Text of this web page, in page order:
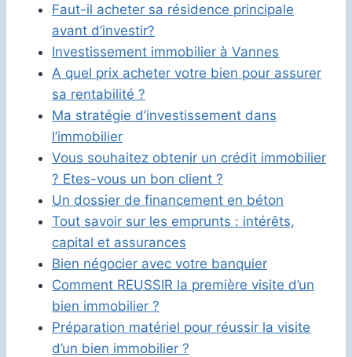
Faut-il acheter sa résidence principale
avant d’investir?
Investissement immobilier à Vannes
A quel prix acheter votre bien pour assurer
sa rentabilité ?
Ma stratégie d’investissement dans
l’immobilier
Vous souhaitez obtenir un crédit immobilier
? Etes-vous un bon client ?
Un dossier de financement en béton
Tout savoir sur les emprunts : intérêts,
capital et assurances
Bien négocier avec votre banquier
Comment REUSSIR la première visite d’un
bien immobilier ?
Préparation matériel pour réussir la visite
d’un bien immobilier ?